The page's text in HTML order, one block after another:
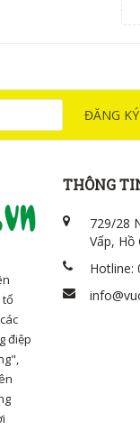
ĐĂNG KÝ
điệp
THÔNG
729/28
Vấp, Hồ
Hotline: